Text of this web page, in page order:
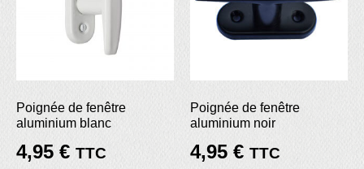
Poignée de fenêtre
aluminium blanc
4,95 € TTC
Poignée de fenêtre
aluminium noir
4,95 € TTC